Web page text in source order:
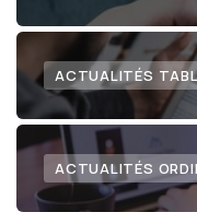
ACTUALITÉS
ACTUALITÉS